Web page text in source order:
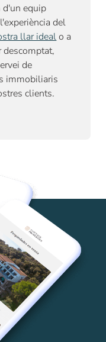
d'un equip
del
llar idealo a
descomptat,
de
immobiliaris
clients.